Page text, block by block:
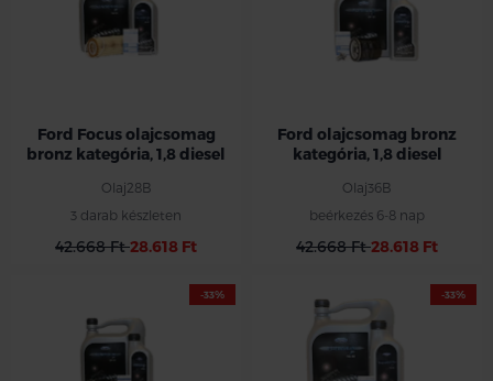
Ford Focus olajcsomag
bronz kategória, 1,8 diesel
Olaj28B
3 darab készleten
42.668 Ft28.618 Ft
Ford olajcsomag bronz
kategória, 1,8 diesel
Olaj36B
beérkezés 6-8 nap
42.668 Ft28.618 Ft
-33% -33%